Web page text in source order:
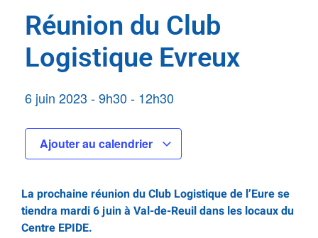
Réunion du Club
Logistique Evreux
6 juin 2023 -9h30- 12h30
Ajouter au calendrier
La prochaine réunion du Club Logistique de l’Eure se
tiendra mardi 6 juin à Val-de-Reuil dans les locaux du
Centre EPIDE.